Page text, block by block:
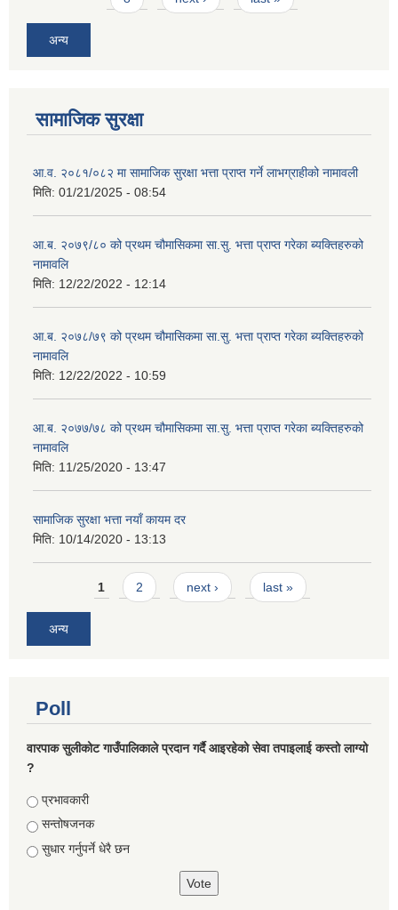
अन्य
सामाजिक सुरक्षा
आ.व. २०८१/०८२ मा सामाजिक सुरक्षा भत्ता प्राप्त गर्ने लाभग्राहीको नामावली
मिति: 01/21/2025 - 08:54
आ.ब. २०७९/८० को प्रथम चौमासिकमा सा.सु. भत्ता प्राप्त गरेका ब्यक्तिहरुको
नामावलि
मिति: 12/22/2022 - 12:14
आ.ब. २०७८/७९ को प्रथम चौमासिकमा सा.सु. भत्ता प्राप्त गरेका ब्यक्तिहरुको
नामावलि
मिति: 12/22/2022 - 10:59
आ.ब. २०७७/७८ को प्रथम चौमासिकमा सा.सु. भत्ता प्राप्त गरेका ब्यक्तिहरुको
नामावलि
मिति: 11/25/2020 - 13:47
सामाजिक सुरक्षा भत्ता नयाँ कायम दर
मिति: 10/14/2020 - 13:13
Pages1 2 next › last »
अन्य
Poll
वारपाक सुलीकोट गाउँपालिकाले प्रदान गर्दै आइरहेको सेवा तपाइलाई कस्तो लाग्यो
?
Choices
प्रभावकारी
सन्तोषजनक
सुधार गर्नुपर्ने धेरै छन